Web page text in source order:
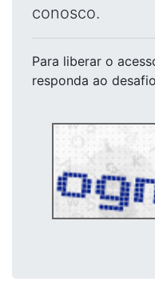
conosco.
Para liberar o
responda ao